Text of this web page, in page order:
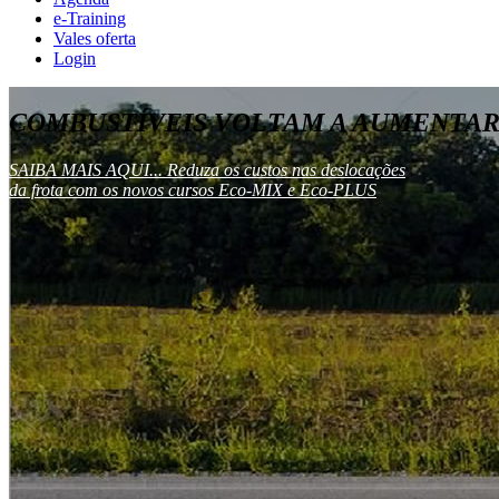
e-Training
Vales oferta
Login
COMBUSTÍVEIS VOLTAM A
SAIBA MAIS AQUI... Reduza os custos nas deslocações
da frota com os novos cursos Eco-MIX e Eco-PLUS